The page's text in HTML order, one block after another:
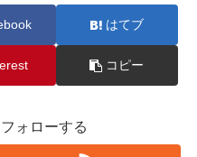
はてブ
コピー
ォローする